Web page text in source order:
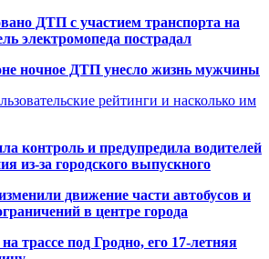
ДТП с участием транспорта на
электромопеда пострадал
ночное ДТП унесло жизнь мужчины
рейтинги и насколько им
контроль и предупредила водителей
из-за городского выпускного
движение части автобусов и
в центре города
трассе под Гродно, его 17-летняя